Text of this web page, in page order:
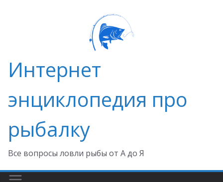
Интернет
энциклопедия про
рыбалку
Все вопросы ловли рыбы от А до Я